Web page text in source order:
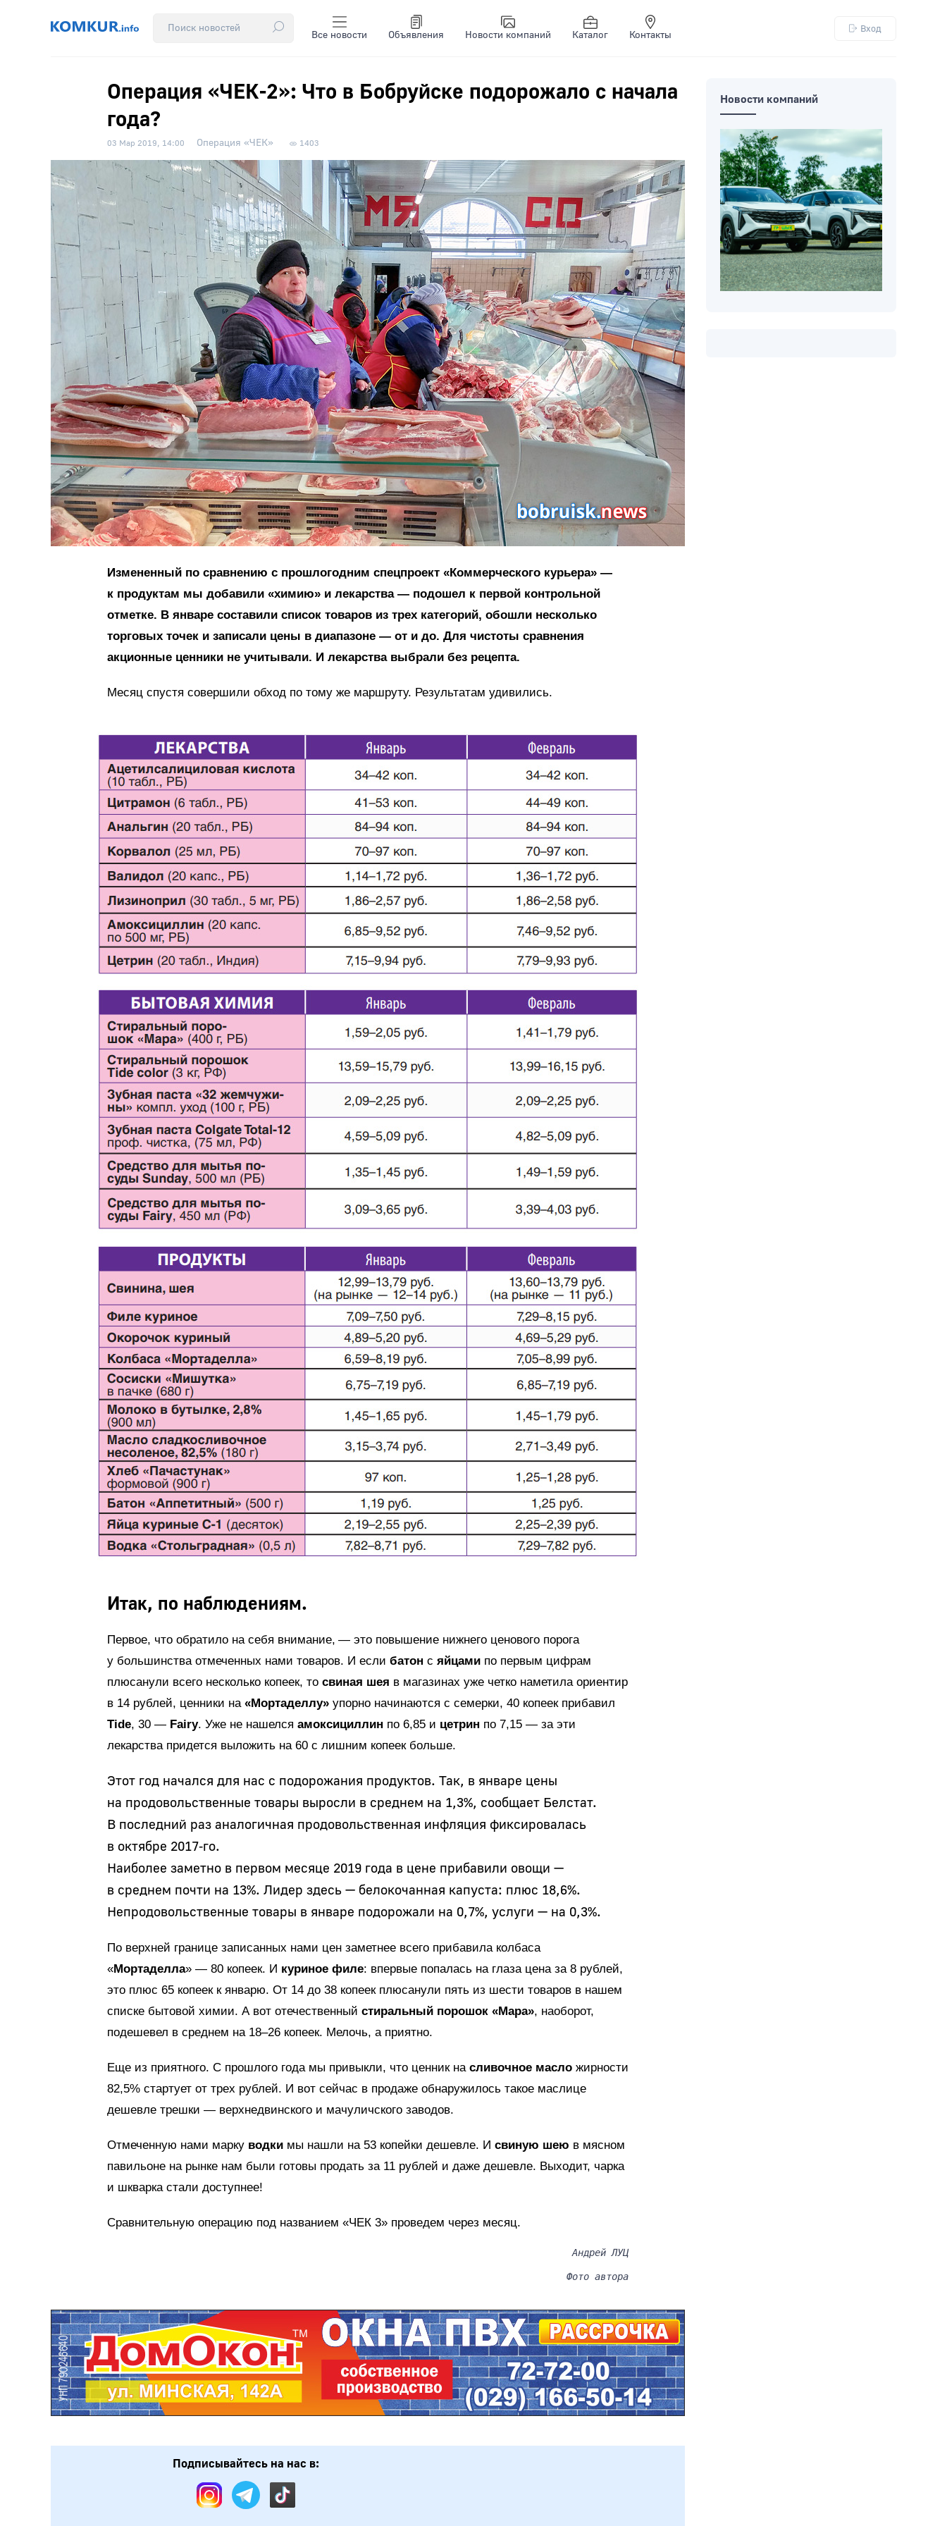
Все новости Объявления Новости компаний Каталог Контакты
Вход
Операция «ЧЕК-2»: Что в Бобруйске подорожало с начала
года?
03 Мар 2019, 14:00 Операция «ЧЕК» 1403
Измененный по сравнению с прошлогодним спецпроект «Коммерческого курьера» —
к продуктам мы добавили «химию» и лекарства — подошел к первой контрольной
отметке. В январе составили список товаров из трех категорий, обошли несколько
торговых точек и записали цены в диапазоне — от и до. Для чистоты сравнения
акционные ценники не учитывали. И лекарства выбрали без рецепта.
Месяц спустя совершили обход по тому же маршруту. Результатам удивились.
Итак, по наблюдениям.
Первое, что обратило на себя внимание, — это повышение нижнего ценового порога
у большинства отмеченных нами товаров. И если батон с яйцами по первым цифрам
плюсанули всего несколько копеек, то свиная шея в магазинах уже четко наметила ориентир
в 14 рублей, ценники на «Мортаделлу» упорно начинаются с семерки, 40 копеек прибавил
Tide, 30 — Fairy. Уже не нашелся амоксициллин по 6,85 и цетрин по 7,15 — за эти
лекарства придется выложить на 60 с лишним копеек больше.
Этот год начался для нас с подорожания продуктов. Так, в январе цены
на продовольственные товары выросли в среднем на 1,3%, сообщает Белстат.
В последний раз аналогичная продовольственная инфляция фиксировалась
в октябре 2017‑го.
Наиболее заметно в первом месяце 2019 года в цене прибавили овощи —
в среднем почти на 13%. Лидер здесь — белокочанная капуста: плюс 18,6%.
Непродовольственные товары в январе подорожали на 0,7%, услуги — на 0,3%.
По верхней границе записанных нами цен заметнее всего прибавила колбаса
«Мортаделла» — 80 копеек. И куриное филе: впервые попалась на глаза цена за 8 рублей,
это плюс 65 копеек к январю. От 14 до 38 копеек плюсанули пять из шести товаров в нашем
списке бытовой химии. А вот отечественный стиральный порошок «Мара», наоборот,
подешевел в среднем на 18–26 копеек. Мелочь, а приятно.
Еще из приятного. С прошлого года мы привыкли, что ценник на сливочное масло жирности
82,5% стартует от трех рублей. И вот сейчас в продаже обнаружилось такое маслице
дешевле трешки — верхнедвинского и мачуличского заводов.
Отмеченную нами марку водки мы нашли на 53 копейки дешевле. И свиную шею в мясном
павильоне на рынке нам были готовы продать за 11 рублей и даже дешевле. Выходит, чарка
и шкварка стали доступнее!
Сравнительную операцию под названием «ЧЕК 3» проведем через месяц.
Андрей ЛУЦ
Фото автора
Подписывайтесь на нас в:
Новости компаний